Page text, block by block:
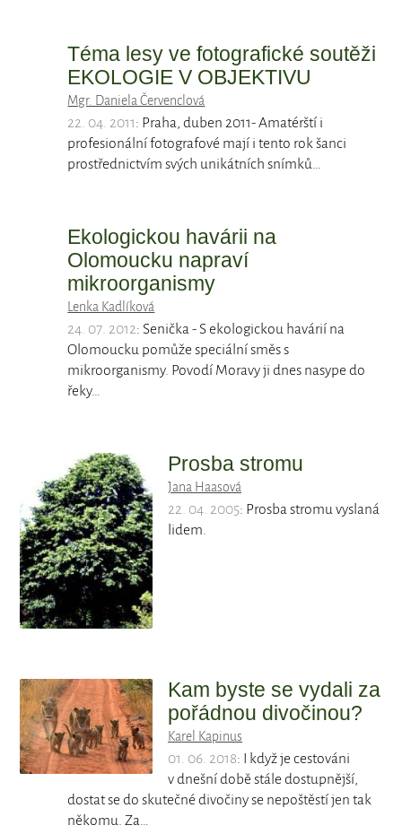
Téma lesy ve fotografické soutěži
EKOLOGIE V OBJEKTIVU
Mgr. Daniela Červenclová
22. 04. 2011: Praha, duben 2011- Amatérští i
profesionální fotografové mají i tento rok šanci
prostřednictvím svých unikátních snímků…
Ekologickou havárii na
Olomoucku napraví
mikroorganismy
Lenka Kadlíková
24. 07. 2012: Senička - S ekologickou havárií na
Olomoucku pomůže speciální směs s
mikroorganismy. Povodí Moravy ji dnes nasype do
řeky…
Prosba stromu
Jana Haasová
22. 04. 2005: Prosba stromu vyslaná
lidem.
Kam byste se vydali za
pořádnou divočinou?
Karel Kapinus
01. 06. 2018: I když je cestováni
v dnešní době stále dostupnější,
dostat se do skutečné divočiny se nepoštěstí jen tak
někomu. Za…